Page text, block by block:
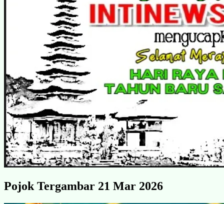
Pojok Tergambar 21 Mar 2026